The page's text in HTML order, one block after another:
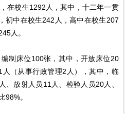
在校生1292人，其中，十二年一贯
初中在校生242人，高中在校生207
人。
制床位100张，其中，开放床位20
（从事行政管理2人），其中，临
、放射人员11人、检验人员20人、
98%。